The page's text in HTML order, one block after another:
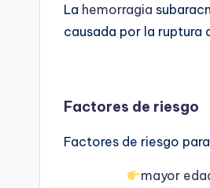
La hemorragia
causada por la ruptura
Factores de riesgo
Factores de riesgo para
mayor